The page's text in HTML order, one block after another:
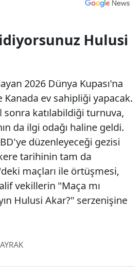
Hulusi
2026 Dünya Kupası'na
Kanada ev sahipliği yapacak.
sonra katılabildiği turnuva,
da ilgi odağı haline geldi.
düzenleyeceği gezisi
tarihinin tam da
maçları ile örtüşmesi,
vekillerin "Maça mı
Hulusi Akar?" serzenişine